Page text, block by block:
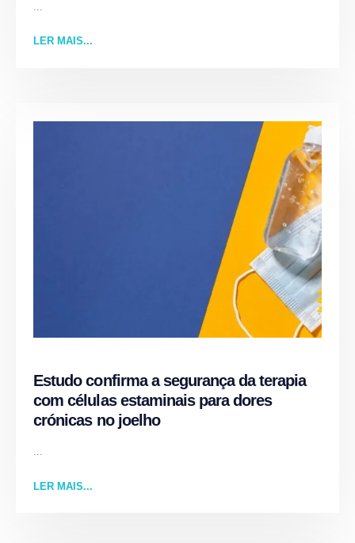
LER MAIS...
Estudo confirma a segurança da terapia
com células estaminais para dores
crónicas no joelho
...
LER MAIS...